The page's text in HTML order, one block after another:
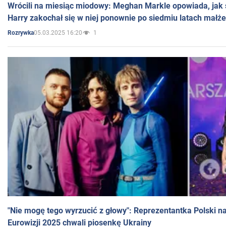
Wrócili na miesiąc miodowy: Meghan Markle opowiada, jak
Harry zakochał się w niej ponownie po siedmiu latach
Rozrywka05.03.2025 16:20 1
"Nie mogę tego wyrzucić z głowy": Reprezentantka Polski
Eurowizji 2025 chwali piosenkę Ukrainy